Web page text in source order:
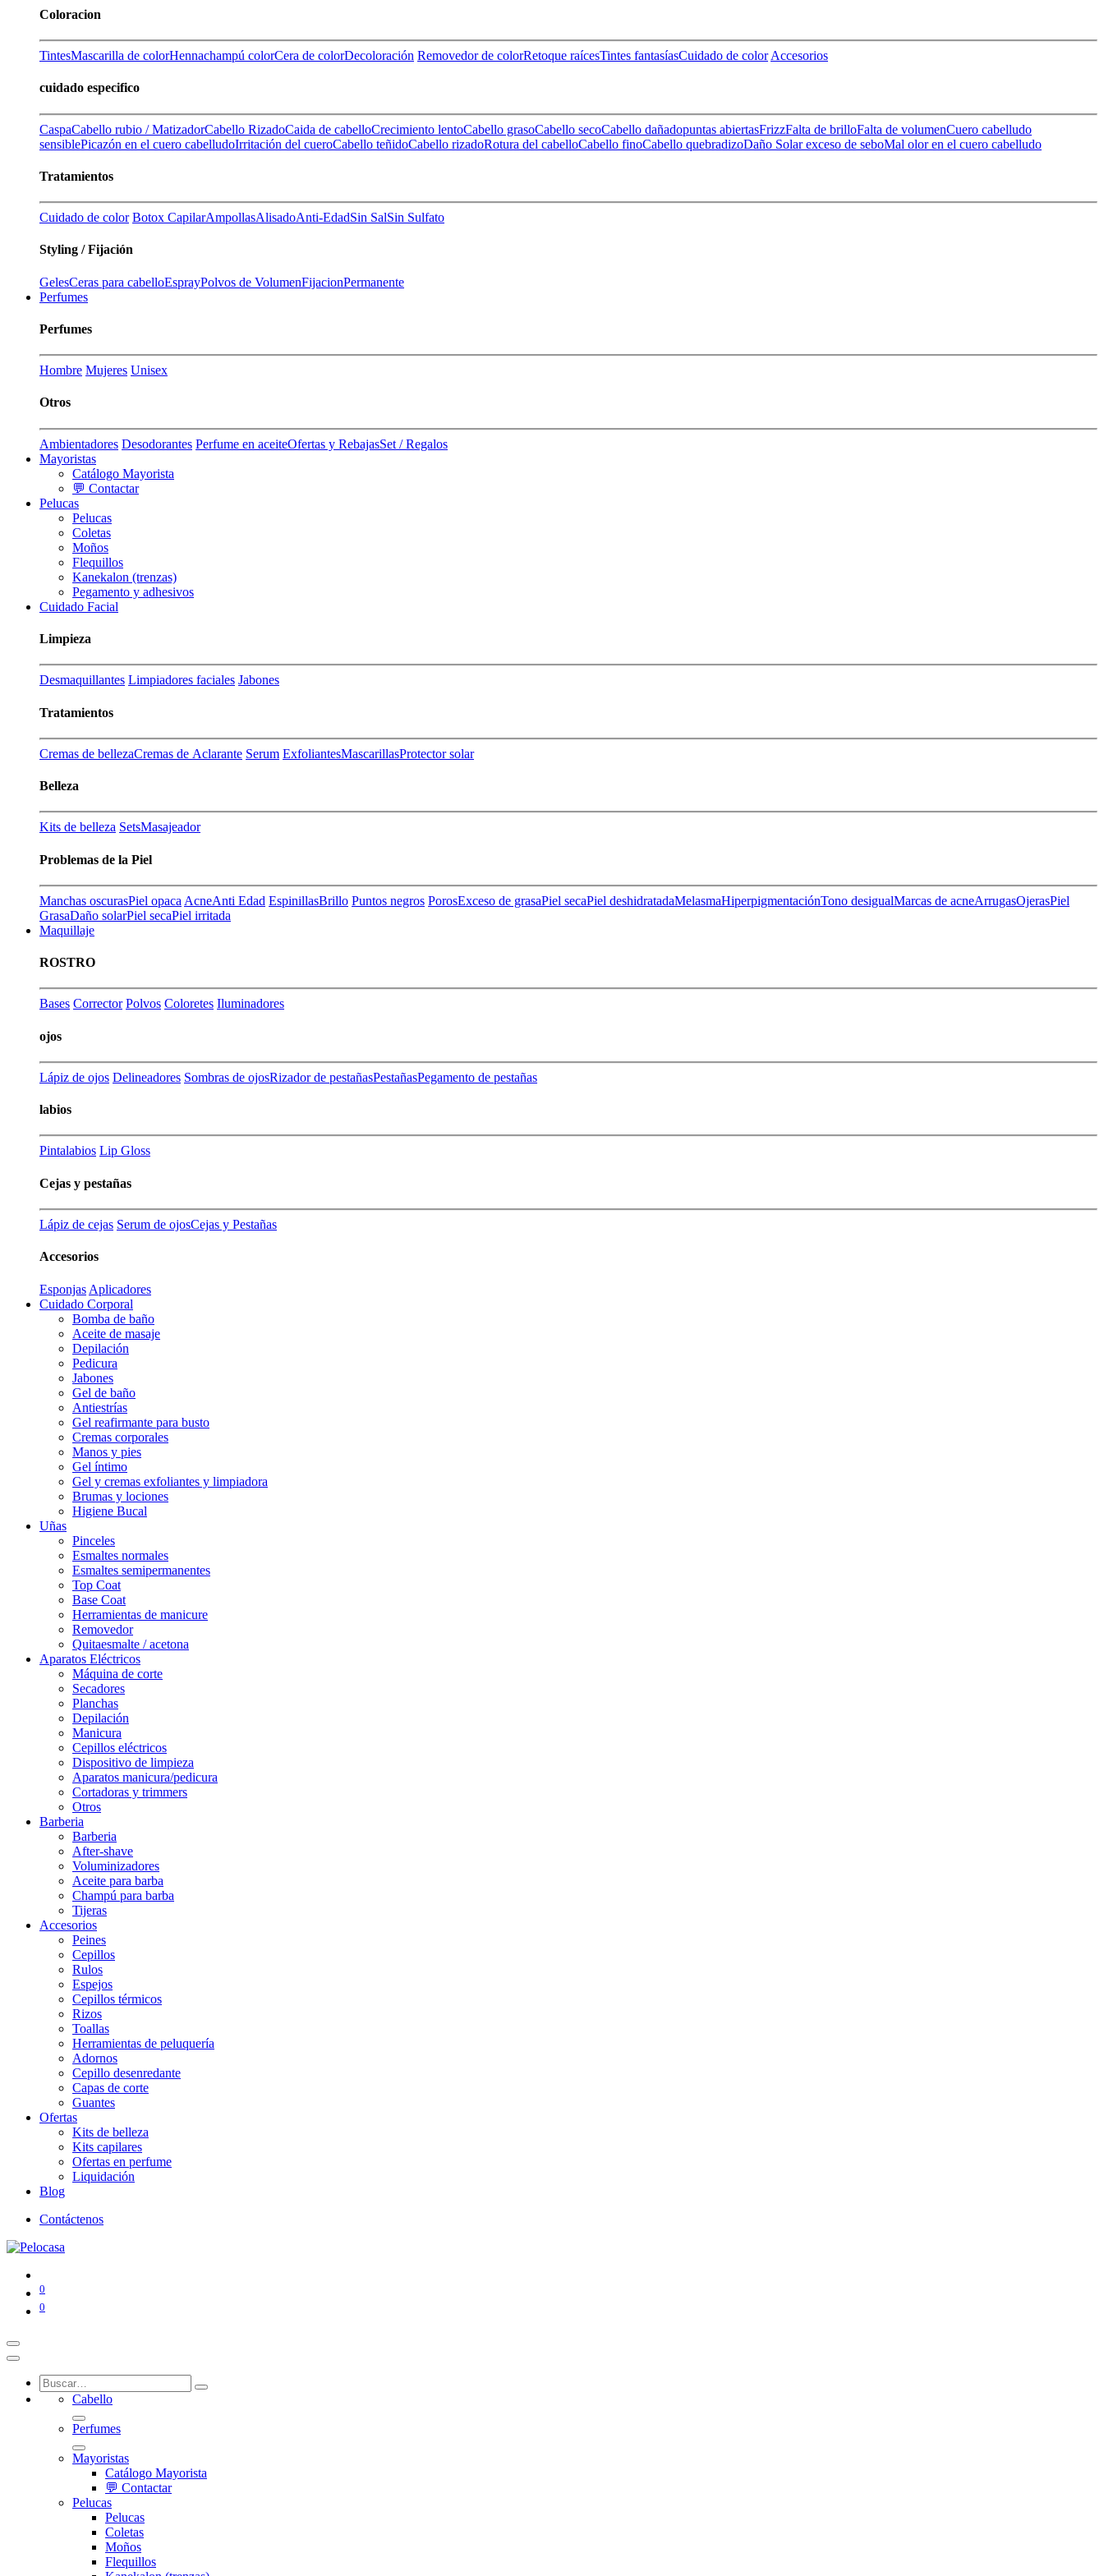
Coloracion
TintesMascarilla de colorHennachampú colorCera de colorDecoloración Removedor de colorRetoque raícesTintes fantasíasCuidado de color Accesorios
cuidado especifico
CaspaCabello rubio / MatizadorCabello RizadoCaida de cabelloCrecimiento lentoCabello grasoCabello secoCabello dañadopuntas abiertasFrizzFalta de brilloFalta de volumenCuero cabelludo
sensiblePicazón en el cuero cabelludoIrritación del cueroCabello teñidoCabello rizadoRotura del cabelloCabello finoCabello quebradizoDaño Solarexceso de seboMal olor en el cuero cabelludo
Tratamientos
Cuidado de color Botox CapilarAmpollasAlisadoAnti-EdadSin SalSin Sulfato
Styling / Fijación
GelesCeras para cabelloEsprayPolvos de VolumenFijacionPermanente
Perfumes
Perfumes
Hombre Mujeres Unisex
Otros
Ambientadores Desodorantes Perfume en aceiteOfertas y RebajasSet / Regalos
Mayoristas
Catálogo Mayorista
💬 Contactar
Pelucas
Pelucas
Coletas
Moños
Flequillos
Kanekalon (trenzas)
Pegamento y adhesivos
Cuidado Facial
Limpieza
Desmaquillantes Limpiadores faciales Jabones
Tratamientos
Cremas de bellezaCremas de Aclarante Serum ExfoliantesMascarillasProtector solar
Belleza
Kits de belleza SetsMasajeador
Problemas de la Piel
Manchas oscurasPiel opaca AcneAnti Edad EspinillasBrillo Puntos negros PorosExceso de grasaPiel secaPiel deshidratadaMelasmaHiperpigmentaciónTono desigualMarcas de acneArrugasOjerasPiel
GrasaDaño solarPiel secaPiel irritada
Maquillaje
ROSTRO
Bases Corrector Polvos Coloretes Iluminadores
ojos
Lápiz de ojos Delineadores Sombras de ojosRizador de pestañasPestañasPegamento de pestañas
labios
Pintalabios Lip Gloss
Cejas y pestañas
Lápiz de cejas Serum de ojosCejas y Pestañas
Accesorios
Esponjas Aplicadores
Cuidado Corporal
Bomba de baño
Aceite de masaje
Depilación
Pedicura
Jabones
Gel de baño
Antiestrías
Gel reafirmante para busto
Cremas corporales
Manos y pies
Gel íntimo
Gel y cremas exfoliantes y limpiadora
Brumas y lociones
Higiene Bucal
Uñas
Pinceles
Esmaltes normales
Esmaltes semipermanentes
Top Coat
Base Coat
Herramientas de manicure
Removedor
Quitaesmalte / acetona
Aparatos Eléctricos
Máquina de corte
Secadores
Planchas
Depilación
Manicura
Cepillos eléctricos
Dispositivo de limpieza
Aparatos manicura/pedicura
Cortadoras y trimmers
Otros
Barberia
Barberia
After-shave
Voluminizadores
Aceite para barba
Champú para barba
Tijeras
Accesorios
Peines
Cepillos
Rulos
Espejos
Cepillos térmicos
Rizos
Toallas
Herramientas de peluquería
Adornos
Cepillo desenredante
Capas de corte
Guantes
Ofertas
Kits de belleza
Kits capilares
Ofertas en perfume
Liquidación
Blog
Contáctenos
0
0
Cabello
Perfumes
Mayoristas
Catálogo Mayorista
💬 Contactar
Pelucas
Pelucas
Coletas
Moños
Flequillos